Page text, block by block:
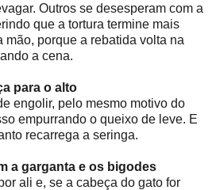
Outros se desesperam com a
que a tortura termine mais
mão, porque a rebatida volta na
a cena.
para o alto
engolir, pelo mesmo motivo do
empurrando o queixo de leve. E
recarrega a seringa.
a garganta e os bigodes
ali e, se a cabeça do gato for